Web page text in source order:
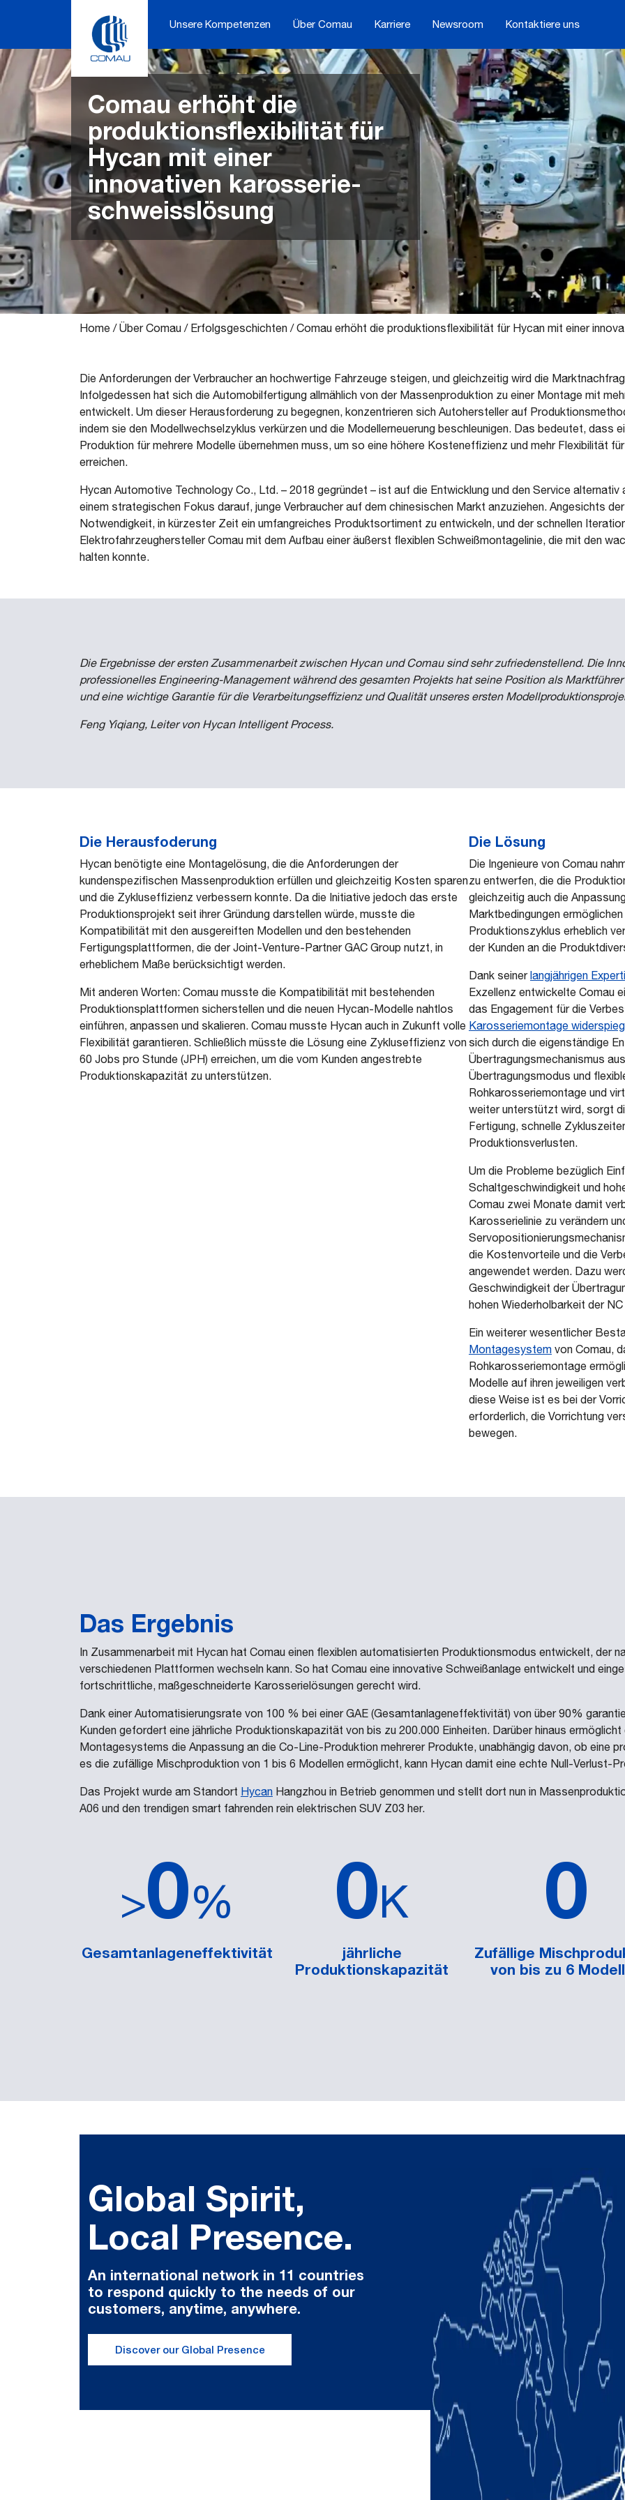
Unsere Kompetenzen Über Comau Karriere Newsroom Kontaktiere uns
Comau erhöht die
produktionsflexibilität für
Hycan mit einer
innovativen karosserie-
schweisslösung
Home /Über Comau / Erfolgsgeschichten /Comau erhöht die produktionsflexibilität für Hycan mit einer
Die Anforderungen der Verbraucher an hochwertige Fahrzeuge steigen, und gleichzeitig wird die
Infolgedessen hat sich die Automobilfertigung allmählich von der Massenproduktion zu einer Montage mit
entwickelt. Um dieser Herausforderung zu begegnen, konzentrieren sich Autohersteller auf
indem sie den Modellwechselzyklus verkürzen und die Modellerneuerung beschleunigen. Das bedeutet, dass
Produktion für mehrere Modelle übernehmen muss, um so eine höhere Kosteneffizienz und mehr Flexibilität
erreichen.
Hycan Automotive Technology Co., Ltd. – 2018 gegründet – ist auf die Entwicklung und den Service
einem strategischen Fokus darauf, junge Verbraucher auf dem chinesischen Markt anzuziehen. Angesichts
Notwendigkeit, in kürzester Zeit ein umfangreiches Produktsortiment zu entwickeln, und der schnellen
Elektrofahrzeughersteller Comau mit dem Aufbau einer äußerst flexiblen Schweißmontagelinie, die mit den
halten konnte.
Die Ergebnisse der ersten Zusammenarbeit zwischen Hycan und Comau sind sehr zufriedenstellend. Die
professionelles Engineering-Management während des gesamten Projekts hat seine Position als
und eine wichtige Garantie für die Verarbeitungseffizienz und Qualität unseres ersten
Feng Yiqiang, Leitervon Hycan Intelligent Process.
Die Herausfoderung
Hycan benötigte eine Montagelösung, die die Anforderungen der
kundenspezifischen Massenproduktion erfüllen und gleichzeitig Kosten sparen
und die Zykluseffizienz verbessern konnte. Da die Initiative jedoch das erste
Produktionsprojekt seit ihrer Gründung darstellen würde, musste die
Kompatibilität mit den ausgereiften Modellen und den bestehenden
Fertigungsplattformen, die der Joint-Venture-Partner GAC Group nutzt, in
erheblichem Maße berücksichtigt werden.
Mit anderen Worten: Comau musste die Kompatibilität mit bestehenden
Produktionsplattformen sicherstellen und die neuen Hycan-Modelle nahtlos
einführen, anpassen und skalieren. Comau musste Hycan auch in Zukunft volle
Flexibilität garantieren. Schließlich müsste die Lösung eine Zykluseffizienz von
60 Jobs pro Stunde (JPH) erreichen, um die vom Kunden angestrebte
Produktionskapazität zu unterstützen.
Die Lösung
Die Ingenieure von Comau
zu entwerfen, die die
gleichzeitig auch die
Marktbedingungen
Produktionszyklus erheblich
der Kunden an die
Dank seinerlangjährigen
Exzellenz entwickelte Comau
das Engagement für die
Karosseriemontage
sich durch die eigenständige
Übertragungsmechanismus
Übertragungsmodus und
Rohkarosseriemontage und
weiter unterstützt wird, sorgt
Fertigung, schnelle
Produktionsverlusten.
Um die Probleme bezüglich
Schaltgeschwindigkeit und
Comau zwei Monate damit
Karosserielinie zu verändern
die Kostenvorteile und die
angewendet werden. Dazu
Geschwindigkeit der
hohen Wiederholbarkeit der
Ein weiterer wesentlicher
Montagesystem von Comau,
Rohkarosseriemontage
Modelle auf ihren jeweiligen
diese Weise ist es bei der
erforderlich, die Vorrichtung
bewegen.
Das Ergebnis
In Zusammenarbeit mit Hycan hat Comau einen flexiblen automatisierten Produktionsmodus entwickelt, der
verschiedenen Plattformen wechseln kann. So hat Comau eine innovative Schweißanlage entwickelt und
fortschrittliche, maßgeschneiderte Karosserielösungen gerecht wird.
Dank einer Automatisierungsrate von 100 % bei einer GAE (Gesamtanlageneffektivität) von über 90%
Kunden gefordert eine jährliche Produktionskapazität von bis zu 200.000 Einheiten. Darüber hinaus
Montagesystems die Anpassung an die Co-Line-Produktion mehrerer Produkte, unabhängig davon, ob eine
es die zufällige Mischproduktion von 1 bis 6 Modellen ermöglicht, kann Hycan damit eine echte Null-Verlust-
Das Projekt wurde am Standort Hycan Hangzhou in Betrieb genommen und stellt dort nun in
A06 und den trendigen smart fahrenden rein elektrischen SUV Z03 her.
>0%
Gesamtanlageneffektivität
0K
jährliche
Produktionskapazität
0
Zufällige
von bis zu 6
Global Spirit,
Local Presence.
An international network in 11 countries
to respond quickly to the needs of our
customers, anytime, anywhere.
Discover our Global Presence